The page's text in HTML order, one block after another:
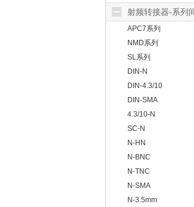
射频转接器-系列
APC7系列
NMD系列
SL系列
DIN-N
DIN-4.3/10
DIN-SMA
4.3/10-N
SC-N
N-HN
N-BNC
N-TNC
N-SMA
N-3.5mm